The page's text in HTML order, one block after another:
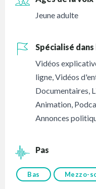
Jeune adulte
Spécialisé
Vidéos
ligne,Vidéos
Documentaires,
Animation,
Annonces
Pas
Bas Mezzo-